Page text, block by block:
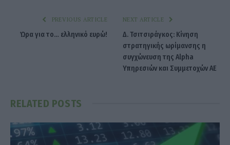
PREVIOUS ARTICLE
Ώρα για το… ελληνικό ευρώ!
NEXT ARTICLE
Δ. Τσιτσιράγκος: Κίνηση
στρατηγικής ωρίμανσης η
συγχώνευση της Alpha
Υπηρεσιών και Συμμετοχών ΑΕ
RELATED POSTS